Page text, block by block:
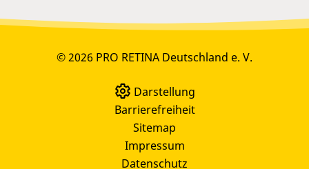
© 2026 PRO RETINA Deutschland e. V.
Darstellung
Barrierefreiheit
Sitemap
Impressum
Datenschutz